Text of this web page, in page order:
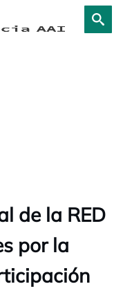
de la RED
por la